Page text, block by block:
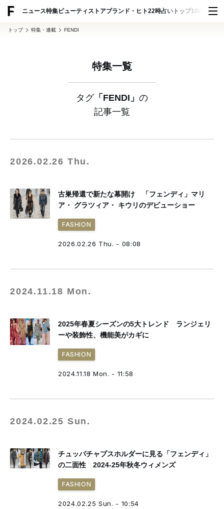
ニュース特集ビューティ ストアブランド・ヒト22時占い トップ100 スナッ
トップ 特集・連載 FENDI
特集一覧
タグ「FENDI」 の
記事一覧
2026.02.26 Thu.
古巣帰還で新たな幕開け 「フェンディ」マリ
ア・ グラツィア・ キウリのデビューショー
FASHION
2026.02.26 Thu. - 08:08
2024.11.18 Mon.
2025年春夏シーズンの5大トレンド ランジェリ
ーや装飾性、機能美がカギに
FASHION
2024.11.18 Mon. - 11:58
2024.02.25 Sun.
チュッパチャプスホルダーに見る「フェンディ」
の二面性 2024-25年秋冬ウィメンズ
FASHION
2024.02.25 Sun. - 10:54